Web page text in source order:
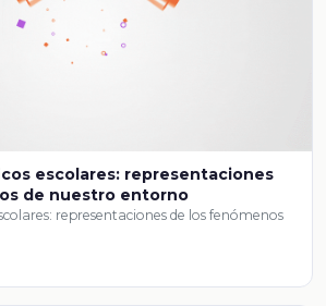
escolares: representaciones
de nuestro entorno
representaciones de los fenómenos